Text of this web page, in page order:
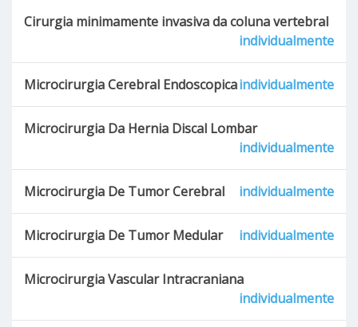
Cirurgia minimamente invasiva da coluna vertebral
individualmente
Microcirurgia Cerebral Endoscopicaindividualmente
Microcirurgia Da Hernia Discal Lombar
individualmente
Microcirurgia De Tumor Cerebral individualmente
Microcirurgia De Tumor Medular individualmente
Microcirurgia Vascular Intracraniana
individualmente